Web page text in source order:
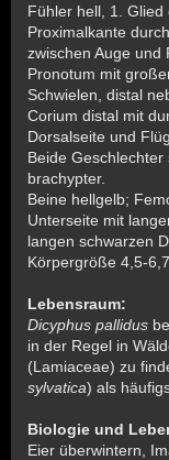
Fühler hell, 1.
Proximalkante
zwischen Auge und
Pronotum mit
Schwielen, distal
Corium distal mit
Dorsalseite und
Beide
brachypter.
Beine hellgelb;
Unterseite mit
langen schwarzen
Körpergröße 4,5-
Lebensraum:
Dicyphus pallidus
in der Regel in
(Lamiaceae) zu
sylvatica) als
Biologie und
Eier überwintern,